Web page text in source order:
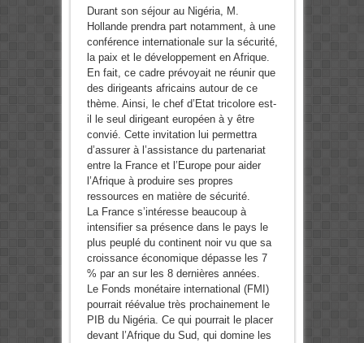
Durant son séjour au Nigéria, M.
Hollande prendra part notamment, à une
conférence internationale sur la sécurité,
la paix et le développement en Afrique.
En fait, ce cadre prévoyait ne réunir que
des dirigeants africains autour de ce
thème. Ainsi, le chef d’Etat tricolore est-
il le seul dirigeant européen à y être
convié. Cette invitation lui permettra
d’assurer à l’assistance du partenariat
entre la France et l’Europe pour aider
l’Afrique à produire ses propres
ressources en matière de sécurité.
La France s’intéresse beaucoup à
intensifier sa présence dans le pays le
plus peuplé du continent noir vu que sa
croissance économique dépasse les 7
% par an sur les 8 dernières années.
Le Fonds monétaire international (FMI)
pourrait réévalue très prochainement le
PIB du Nigéria. Ce qui pourrait le placer
devant l’Afrique du Sud, qui domine les